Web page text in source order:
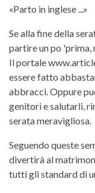
«Parto in inglese ...»
Se alla fine della
partire un po 'prima,
Il portale
essere fatto
abbracci. Oppure
genitori e salutarli,
serata meravigliosa.
Seguendo queste
divertirà al
tutti gli standard di